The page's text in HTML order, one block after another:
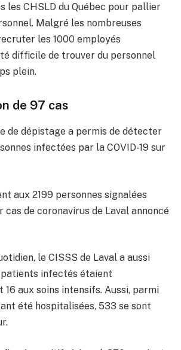
les CHSLD du Québec pour pallier
Malgré les nombreuses
les 1000 employés
difficile de trouver du personnel
plein.
de 97 cas
de dépistage a permis de détecter
infectées par la COVID-19 sur
aux 2199 personnes signalées
cas de coronavirus de Laval annoncé
le CISSS de Laval a aussi
infectés étaient
16 aux soins intensifs. Aussi, parmi
été hospitalisées, 533 se sont